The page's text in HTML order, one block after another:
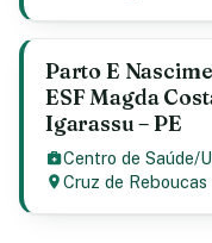
Parto E
ESF Magda
Igarassu – PE
Centro de Saúde/
Cruz de Reboucas